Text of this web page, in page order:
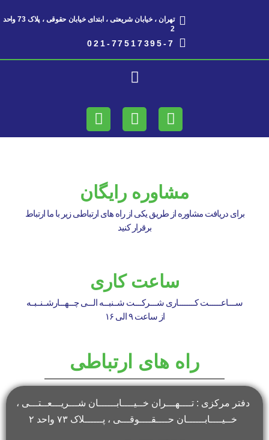
تهران ، خیابان شریعتی ، ابتدای خیابان حقوقی ، پلاک 73 واحد
2​
021-77517395-7
مشاوره رایگان
برای دریافت مشاوره از طریق یکی از راه های ارتباطی زیر با ما ارتباط
برقرار کنید
ساعت کاری
ســــاعـــــــت کـــــــــاری شــــرکــــت شــنبـــه الـــی چـــهـــارشــنــبــه
از ساعت ۹ الی ۱۶
راه های ارتباطی
دفتر مرکزی : تــــهـــران خــیــــابــــــان شـــریـــعــتـــی ،
خــیــــابــــــان حــــقــــوقـــی ، پــــــلاک ۷۳ واحد ۲